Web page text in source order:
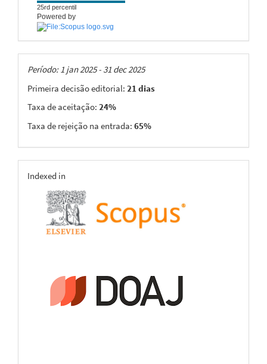
25rd percentil
Powered by
Taxas
Período: 1 jan 2025 - 31 dec 2025
Primeira decisão editorial: 21 dias
Taxa de aceitação: 24%
Taxa de rejeição na entrada: 65%
indexing
Indexed in